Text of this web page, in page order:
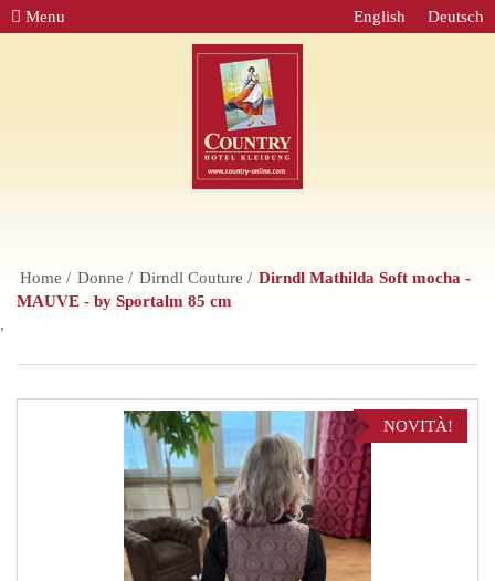
Menu Deutsch
English
Home Donne Dirndl Couture
Dirndl Mathilda Soft mocha -
MAUVE - by Sportalm 85 cm
,
NOVITÀ!